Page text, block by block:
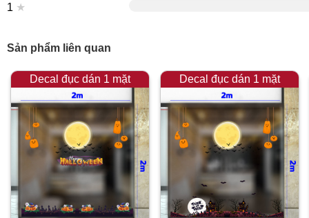
1 ★
Sản phẩm liên quan
Decal đục dán 1 mặt Decal đục dán 1 mặt